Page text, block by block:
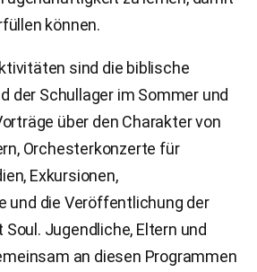
können.
sind die biblische
der Schullager im Sommer und
über den Charakter von
Orchesterkonzerte für
Exkursionen,
und die Veröffentlichung der
Jugendliche, Eltern und
an diesen Programmen